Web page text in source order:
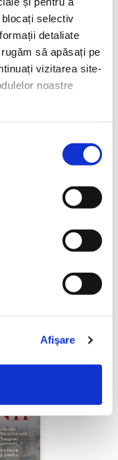
selectiv
detaliate
să apăsați pe
vizitarea site-
noastre
Afişare
orwelliană